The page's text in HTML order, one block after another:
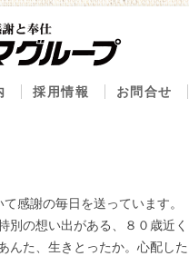
ンテンツへ移動
動
採用情報 お問合せ
感謝の毎日を送っています。
の想い出がある、８０歳近く
んた、生きとったか。心配した